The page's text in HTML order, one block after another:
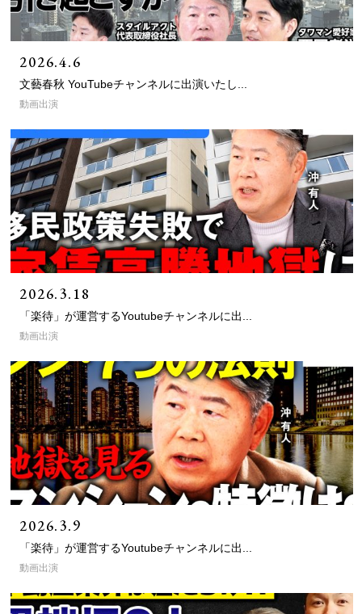
2026.4.6
文藝春秋 YouTubeチャンネルに出演いたし...
動画出演
2026.3.18
「楽待」が運営するYoutubeチャンネルに出...
動画出演
2026.3.9
「楽待」が運営するYoutubeチャンネルに出...
動画出演